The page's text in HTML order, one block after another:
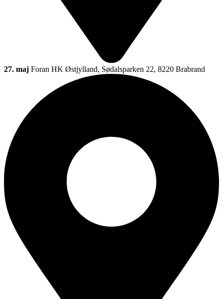
27. maj Foran HK Østjylland, Sødalsparken 22, 8220 Brabrand